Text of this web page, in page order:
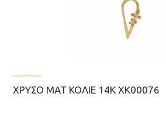
ΧΡΥΣΌ ΜΑΤ ΚΟΛΙΈ 14Κ ΧΚ00076